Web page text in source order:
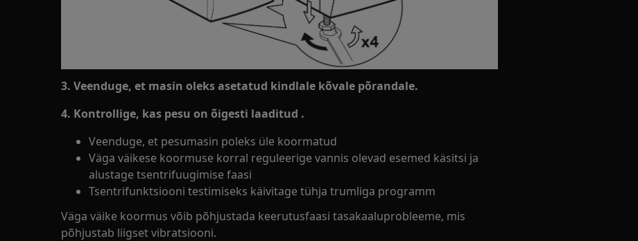
3. Veenduge, et masin oleks asetatud kindlale kõvale põrandale.
4. Kontrollige, kas pesu on õigesti laaditud .
Veenduge, et pesumasin poleks üle koormatud
Väga väikese koormuse korral reguleerige vannis olevad esemed käsitsi ja
alustage tsentrifuugimise faasi
Tsentrifunktsiooni testimiseks käivitage tühja trumliga programm
Väga väike koormus võib põhjustada keerutusfaasi tasakaaluprobleeme, mis
põhjustab liigset vibratsiooni.